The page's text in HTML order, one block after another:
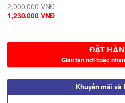
2,000,000 VNĐ
1,230,000 VNĐ
ĐẶT
Giao tận nơi hoặc
Khuyến mãi và